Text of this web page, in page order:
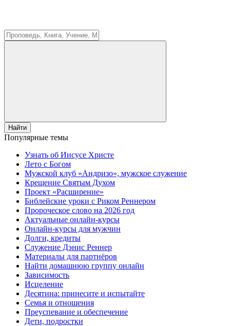
Найти
Популярные темы
Узнать об Иисусе Христе
Лето с Богом
Мужской клуб «Андризо», мужское служение
Крещение Святым Духом
Проект «Расширение»
Библейские уроки с Риком Реннером
Пророческое слово на 2026 год
Актуальные онлайн-курсы
Онлайн-курсы для мужчин
Долги, кредиты
Служение Дэнис Реннер
Материалы для партнёров
Найти домашнюю группу онлайн
Зависимость
Исцеление
Десятина: принесите и испытайте
Семья и отношения
Преуспевание и обеспечение
Дети, подростки